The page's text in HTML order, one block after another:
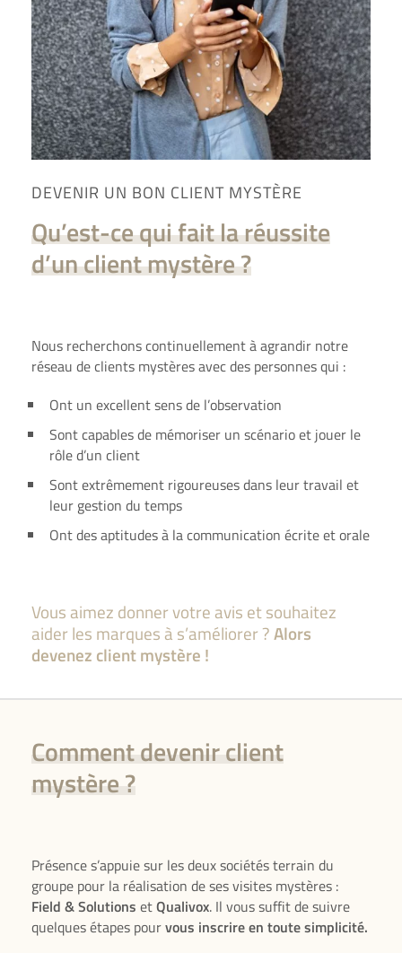
DEVENIR UN BON CLIENT MYSTÈRE
Qu’est-ce qui fait la réussite
d’un client mystère ?
Nous recherchons continuellement à agrandir notre
réseau declients mystèresavec des personnes qui :
Ont un excellent sens de l’observation
Sont capables de mémoriser un scénario et jouer le
rôle d’un client
Sont extrêmement rigoureuses dans leur travail et
leur gestion du temps
Ont des aptitudes à la communication écrite et orale
Vous aimez donner votre avis et souhaitez
aider les marques à s’améliorer ?Alors
devenez client mystère !
Comment devenir client
mystère ?
Présence s’appuie sur les deux sociétés terrain du
groupe pour la réalisation de ses visites mystères :
Field & Solutions etQualivox. Il vous suffit de suivre
quelques étapes pourvous inscrire en toute simplicité.